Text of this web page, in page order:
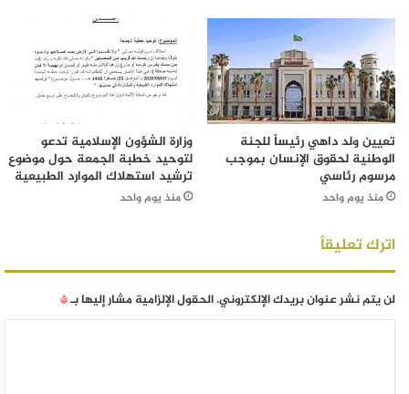
تعيين ولد داهي رئيساً للجنة
الوطنية لحقوق الإنسان بموجب
مرسوم رئاسي
منذ يوم واحد
وزارة الشؤون الإسلامية تدعو
لتوحيد خطبة الجمعة حول موضوع
ترشيد استهلاك الموارد الطبيعية
منذ يوم واحد
اترك تعليقاً
لن يتم نشر عنوان بريدك الإلكتروني.الحقول الإلزامية مشار إليها بـ*